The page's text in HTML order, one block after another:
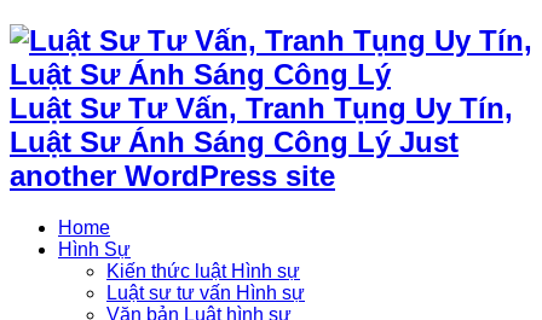
Luật Sư Tư Vấn, Tranh Tụng Uy Tín,
Luật Sư Ánh Sáng Công Lý Just
another WordPress site
Home
Hình Sự
Kiến thức luật Hình sự
Luật sư tư vấn Hình sự
Văn bản Luật hình sự